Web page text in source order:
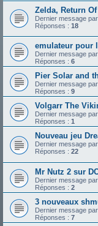
Zelda, Return
Dernier message par
Réponses : 18
emulateur pour
Dernier message par
Réponses : 6
Pier Solar and
Dernier message par
Réponses : 9
Volgarr The
Dernier message par
Réponses : 1
Nouveau jeu
Dernier message par
Réponses : 22
Mr Nutz 2 sur
Dernier message par
Réponses : 2
3 nouveaux
Dernier message par
Réponses : 7